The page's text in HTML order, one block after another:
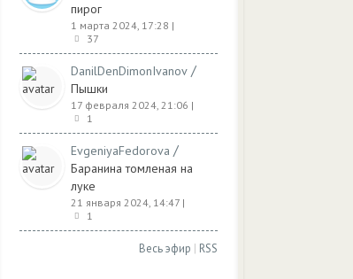
пирог
1 марта 2024, 17:28 |
37
DanilDenDimonIvanov /
Пышки
17 февраля 2024, 21:06 |
1
EvgeniyaFedorova /
Баранина томленая на
луке
21 января 2024, 14:47 |
1
Весь эфир | RSS